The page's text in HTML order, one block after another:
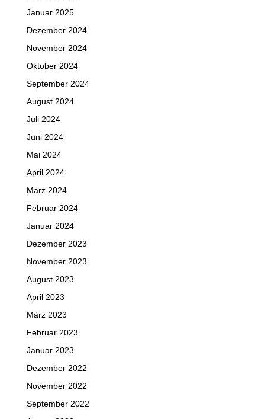
Januar 2025
Dezember 2024
November 2024
Oktober 2024
September 2024
August 2024
Juli 2024
Juni 2024
Mai 2024
April 2024
März 2024
Februar 2024
Januar 2024
Dezember 2023
November 2023
August 2023
April 2023
März 2023
Februar 2023
Januar 2023
Dezember 2022
November 2022
September 2022